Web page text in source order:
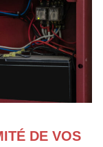
DE VOS